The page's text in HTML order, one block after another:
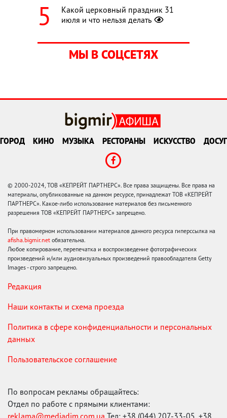
Какой церковный праздник 31
июля и что нельзя делать
МЫ В СОЦСЕТЯХ
ГОРОД КИНО МУЗЫКА РЕСТОРАНЫ ИСКУССТВО ДОСУГ
© 2000-2024, ТОВ «КЕПРЕЙТ ПАРТНЕРС». Все права защищены. Все права на
материалы, опубликованные на данном ресурсе, принадлежат ТОВ «КЕПРЕЙТ
ПАРТНЕРС». Какое-либо использование материалов без письменного
разрешения ТОВ «КЕПРЕЙТ ПАРТНЕРС» запрещено.
При правомерном использовании материалов данного ресурса гиперссылка на
afisha.bigmir.net обязательна.
Любое копирование, перепечатка и воспроизведение фотографических
произведений и/или аудиовизуальных произведений правообладателя Getty
Images - строго запрещено.
Редакция
Наши контакты и схема проезда
Политика в сфере конфиденциальности и персональных
данных
Пользовательское соглашение
По вопросам рекламы обращайтесь:
Отдел по работе с прямыми клиентами:
reklama@mediadim.com.ua Тел: +38 (044) 207-33-05, +38